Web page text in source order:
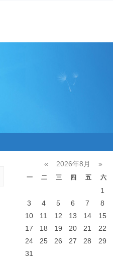
« 2026年8月 »
一 二 三 四 五 六
1
3
4 5 6 7 8
10
11 12 13 14 15
17
18 19 20 21 22
24
25 26 27 28 29
31